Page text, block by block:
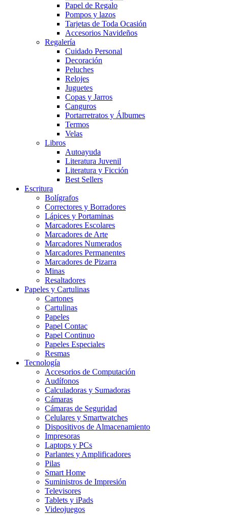
Papel de Regalo
Pompos y lazos
Tarjetas de Toda Ocasión
Accesorios Navideños
Regalería
Cuidado Personal
Decoración
Peluches
Relojes
Juguetes
Copas y Jarros
Canguros
Portarretratos y Álbumes
Termos
Velas
Libros
Autoayuda
Literatura Juvenil
Literatura y Ficción
Best Sellers
Escritura
Bolígrafos
Correctores y Borradores
Lápices y Portaminas
Marcadores Escolares
Marcadores de Arte
Marcadores Numerados
Marcadores Permanentes
Marcadores de Pizarra
Minas
Resaltadores
Papeles y Cartulinas
Cartones
Cartulinas
Papeles
Papel Contac
Papel Continuo
Papeles Especiales
Resmas
Tecnología
Accesorios de Computación
Audífonos
Calculadoras y Sumadoras
Cámaras
Cámaras de Seguridad
Celulares y Smartwatches
Dispositivos de Almacenamiento
Impresoras
Laptops y PCs
Parlantes y Amplificadores
Pilas
Smart Home
Suministros de Impresión
Televisores
Tablets y iPads
Videojuegos